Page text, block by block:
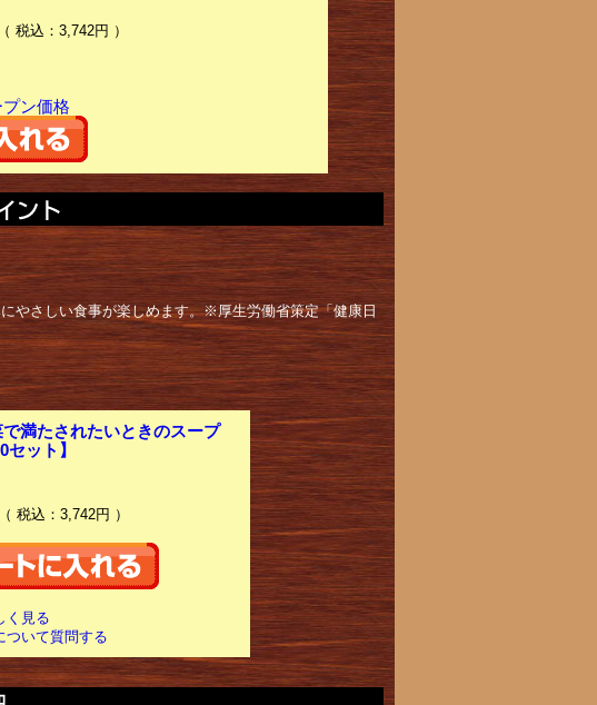
（ 税込：3,742円 ）
ン価格
やさしい食事が楽しめます。※厚生労働省策定「健康日
満たされたいときのスープ
ット】
（ 税込：3,742円 ）
く見る
ついて質問する